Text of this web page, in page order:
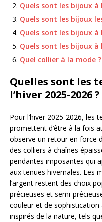
Quels sont les bijoux à
Quels sont les bijoux
Quels sont les bijoux à
Quels sont les bijoux
Quel collier à la mode ?
Quelles sont les
l’hiver 2025-2026 ?
Pour l’hiver 2025-2026, les
promettent d’être à la fois
observe un retour en force
des colliers à chaînes
pendantes imposantes qui
aux tenues hivernales. Les
l’argent restent des choix
précieuses et semi-
couleur et de
inspirés de la nature, tels